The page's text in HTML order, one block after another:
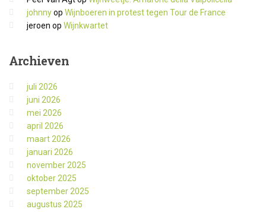
johnnyop Wijnboeren in protest tegen Tour de France
jeroen op Wijnkwartet
Archieven
juli 2026
juni 2026
mei 2026
april 2026
maart 2026
januari 2026
november 2025
oktober 2025
september 2025
augustus 2025